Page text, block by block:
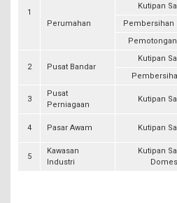
1
Perumahan
Kutipan
Pembersihan
2 Pusat Bandar
Kutipan
3
Pusat
Perniagaan
Kutipan
4 Pasar Awam Kutipan
5
Kawasan
Industri
Kutipan